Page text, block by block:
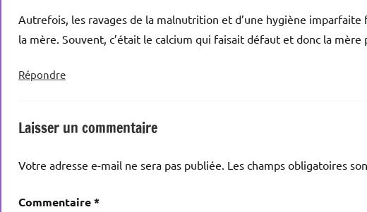
Autrefois, les ravages de la malnutrition et d’une hygiène imparfaite
la mère. Souvent, c’était le calcium qui faisait défaut et donc la
Répondre
Laisser un commentaire
Votre adresse e-mail ne sera pas publiée. Les champs obligatoires
Commentaire*